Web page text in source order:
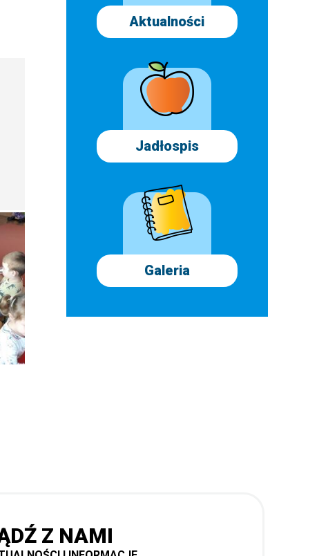
Aktualności
Jadłospis
Galeria
Z NAMI